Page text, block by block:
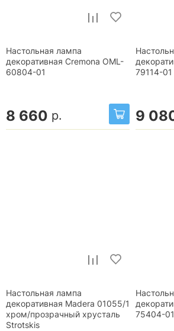
Настольная лампа
декоративная Cremona OML-
60804-01
8 660 р.
79114-01
9
Настольная лампа
декоративная Madera 01055/1
хром/прозрачный хрусталь
Strotskis
75404-01